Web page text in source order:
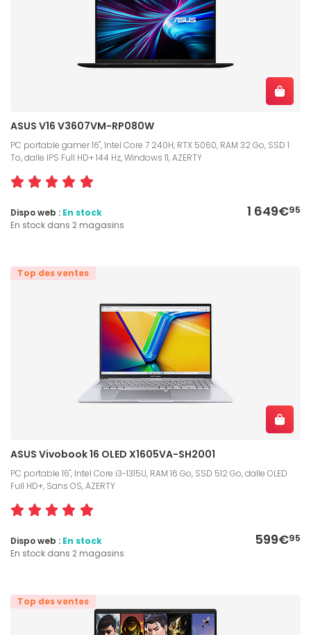
ASUS V16 V3607VM-RP080W
PC portable gamer 16", Intel Core 7 240H, RTX 5060, RAM 32 Go, SSD 1
To, dalle IPS Full HD+ 144 Hz, Windows 11, AZERTY
1 649€95
Dispo web : En stock
En stock dans 2 magasins
Top des ventes
ASUS Vivobook 16 OLED X1605VA-SH2001
PC portable 16", Intel Core i3-1315U, RAM 16 Go, SSD 512 Go, dalle OLED
Full HD+, Sans OS, AZERTY
599€95
Dispo web : En stock
En stock dans 2 magasins
Top des ventes